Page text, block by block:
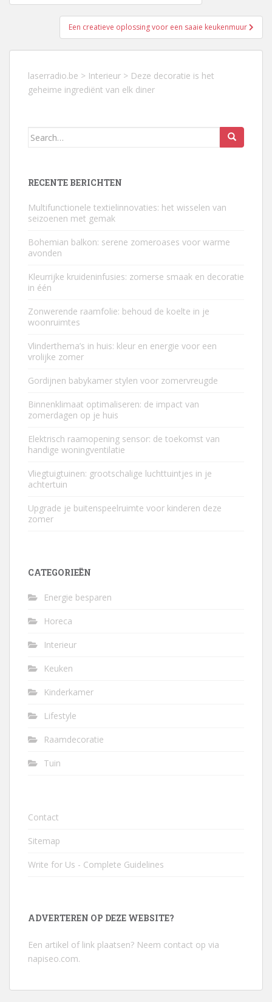
Een creatieve oplossing voor een saaie keukenmuur
laserradio.be > Interieur > Deze decoratie is het
geheime ingrediënt van elk diner
Search
RECENTE BERICHTEN
Multifunctionele textielinnovaties: het wisselen van
seizoenen met gemak
Bohemian balkon: serene zomeroases voor warme
avonden
Kleurrijke kruideninfusies: zomerse smaak en decoratie
in één
Zonwerende raamfolie: behoud de koelte in je
woonruimtes
Vlinderthema’s in huis: kleur en energie voor een
vrolijke zomer
Gordijnen babykamer stylen voor zomervreugde
Binnenklimaat optimaliseren: de impact van
zomerdagen op je huis
Elektrisch raamopening sensor: de toekomst van
handige woningventilatie
Vliegtuigtuinen: grootschalige luchttuintjes in je
achtertuin
Upgrade je buitenspeelruimte voor kinderen deze
zomer
CATEGORIEËN
Energie besparen
Horeca
Interieur
Keuken
Kinderkamer
Lifestyle
Raamdecoratie
Tuin
Contact
Sitemap
Write for Us - Complete Guidelines
ADVERTEREN OP DEZE WEBSITE?
Een artikel of link plaatsen? Neem contact op via
napiseo.com.